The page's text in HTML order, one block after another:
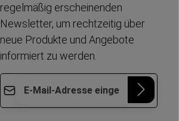
regelmäßig erscheinenden
Newsletter, um rechtzeitig über
neue Produkte und Angebote
informiert zu werden.